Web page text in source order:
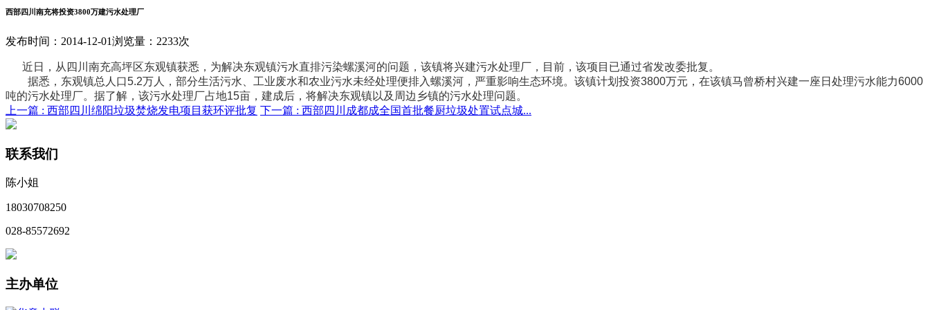
西部四川南充将投资3800万建污水处理厂
发布时间：2014-12-01浏览量：2233次
近日，从四川南充高坪区东观镇获悉，为解决东观镇污水直排污染螺溪河的问题，该镇将兴建污水处理厂，目前，该项目已通过省发改委批复。
据悉，东观镇总人口5.2万人，部分生活污水、工业废水和农业污水未经处理便排入螺溪河，严重影响生态环境。该镇计划投资3800万元，在该镇马曾桥村兴建一座日处理污水能力6000
吨的污水处理厂。据了解，该污水处理厂占地15亩，建成后，将解决东观镇以及周边乡镇的污水处理问题。
上一篇 : 西部四川绵阳垃圾焚烧发电项目获环评批复 下一篇 : 西部四川成都成全国首批餐厨垃圾处置试点城...
联系我们
陈小姐
18030708250
028-85572692
主办单位